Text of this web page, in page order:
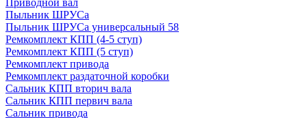
Пыльник ШРУСа
Пыльник ШРУСа универсальный 58
Ремкомплект КПП (4-5 ступ)
Ремкомплект КПП (5 ступ)
Ремкомплект привода
Ремкомплект раздаточной коробки
Сальник КПП вторич вала
Сальник КПП первич вала
Сальник привода